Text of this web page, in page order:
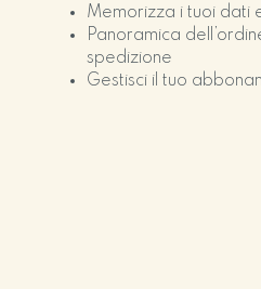
Memorizza i tuoi dati
Panoramica
spedizione
Gestisci il tuo